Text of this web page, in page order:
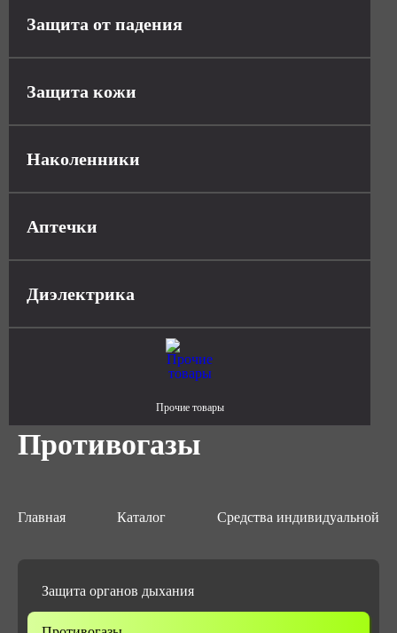
Защита от падения
Защита кожи
Наколенники
Аптечки
Диэлектрика
Прочие товары
Противогазы
Главная Каталог Средства индивидуальной
Защита органов дыхания